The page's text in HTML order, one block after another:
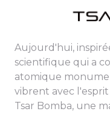
Aujourd'hui,
scientifique qui a
atomique
vibrent avec
Tsar Bomba, une